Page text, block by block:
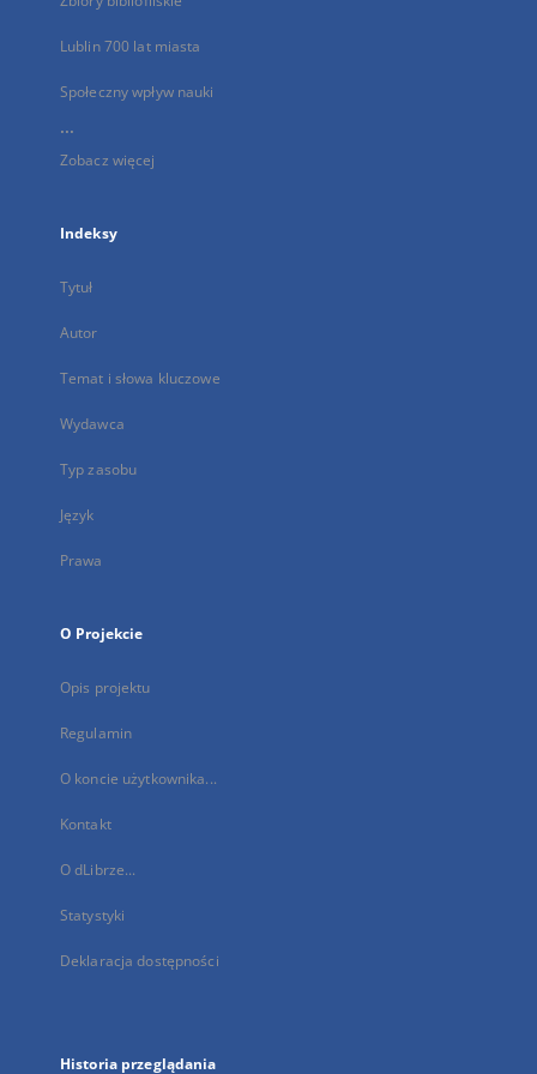
Lublin 700 lat miasta
Społeczny wpływ nauki
...
Zobacz więcej
Indeksy
Tytuł
Autor
Temat i słowa kluczowe
Wydawca
Typ zasobu
Język
Prawa
O Projekcie
Opis projektu
Regulamin
O koncie użytkownika...
Kontakt
O dLibrze...
Statystyki
Deklaracja dostępności
Historia przeglądania